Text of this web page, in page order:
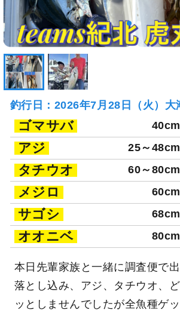
釣行日：2026年7月28日（火）大
ゴマサバ 40cm
アジ 25～48cm
タチウオ 60～80cm
メジロ 60cm
サゴシ 68cm
オオニベ 80cm
本日先輩家族と一緒に調査便で
落とし込み、アジ、タチウオ、
ッとしませんでしたが全魚種ゲ